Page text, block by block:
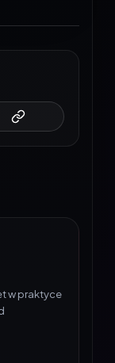
w praktyce